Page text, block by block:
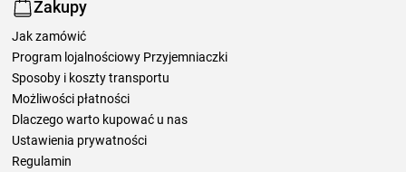
Zakupy
Jak zamówić
Program lojalnościowy Przyjemniaczki
Sposoby i koszty transportu
Możliwości płatności
Dlaczego warto kupować u nas
Ustawienia prywatności
Regulamin